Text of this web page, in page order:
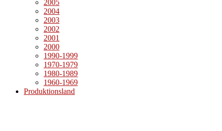
2005
2004
2003
2002
2001
2000
1990-1999
1970-1979
1980-1989
1960-1969
Produktionsland